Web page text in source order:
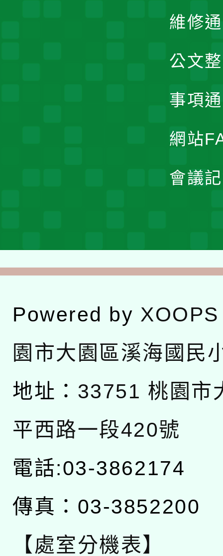
維修
公文
事項
網站
會議
Powered by XOOPS
園市大園區溪海國民
地址： 33751 桃園市
平西路一段420號
電話:03-3862174
傳真：03-3852200
【處室分機表】